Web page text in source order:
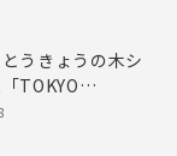
とうきょうの木シ
TOKYO
（令和6年3月1